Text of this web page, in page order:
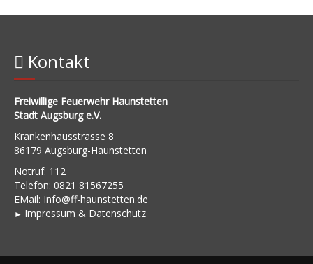
Kontakt
Freiwillige Feuerwehr Haunstetten
Stadt Augsburg e.V.
Krankenhausstrasse 8
86179 Augsburg-Haunstetten
Notruf: 112
Telefon: 0821 81567255
EMail: Info@ff-haunstetten.de
► Impressum & Datenschutz